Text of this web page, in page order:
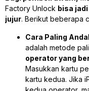
Factory Unlock bisa jadi
jujur. Berikut beberapa
Cara Paling
adalah metode
operator yang
Masukkan kartu
kartu kedua. Jika